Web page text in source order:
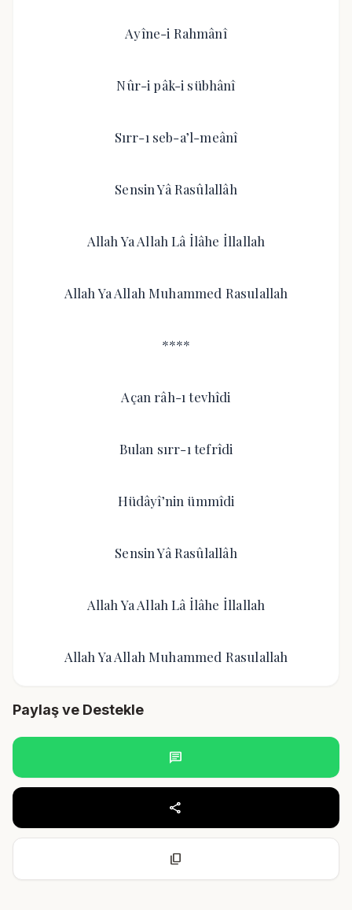
Ayîne-i Rahmânî
Nûr-i pâk-i sübhânî
Sırr-ı seb-a’l-meânî
Sensin Yâ Rasûlallâh
Allah Ya Allah Lâ İlâhe İllallah
Allah Ya Allah Muhammed Rasulallah
****
Açan râh-ı tevhîdi
Bulan sırr-ı tefrîdi
Hüdâyî’nin ümmîdi
Sensin Yâ Rasûlallâh
Allah Ya Allah Lâ İlâhe İllallah
Allah Ya Allah Muhammed Rasulallah
Paylaş ve Destekle
chat
share
content_copy